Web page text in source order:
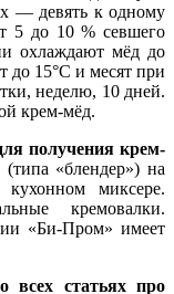
— девять к одному
5 до 10 % севшего
охлаждают мёд до
до 15°C и месят при
неделю, 10 дней.
крем-мёд.
получения крем-
«блендер») на
миксере.
кремовалки.
«Би-Пром» имеет
всех статьях про